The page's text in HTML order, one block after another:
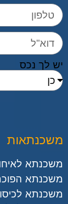
יש לך נכס
משכנתאות
משכנתא
משכנתא
משכנתא